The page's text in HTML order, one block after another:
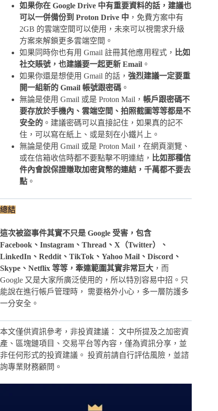
如果你在 Google Drive 中有重要資料的話，建議也
可以一併備份到 Proton Drive 中 ，免費方案中有
2GB 的雲端空間可以使用，未來可以視需求升級
方案來解鎖更多雲端空間。
如果同時你也有用 Gmail 註冊其他應用程式， 比如
社交賬號，也建議要一起更新 Email 。
如果你還是想使用 Gmail 的話， 強烈建議一定要重
開一組新的 Gmail 帳號跟密碼 。
無論是使用 Gmail 或是 Proton Mail， 帳戶跟密碼不
要存放於手機內、雲端空間、拍照截圖等等都是不
安全的 。建議密碼可以直接記住，如果真的記不
住，可以寫在紙上、或是刻在小鐵片上。
無論是使用 Gmail 或是 Proton Mail，在網頁瀏覽、
或在信箱收信時都不要點擊不明連結， 比如那種信
件內會說保證賺取加密貨幣的連結，千萬都不要去
點 。
總結
這次被盜事件其實不只是 Google 受害，包含
Facebook、Instagram、Thread、X（Twitter）、
LinkedIn、Reddit、TikTok、Yahoo Mail、Discord、
Skype、Netflix 等等，牽連範圍其實非常巨大 ，而
Google 又是大家所廣泛使用的，所以特別容易中招。只
能說在進行帳戶管理時， 需要格外小心，多一層防護多
一分安全。
本文僅供資訊參考，非投資建議： 文中所提及之加密資
產、區塊鏈項目、交易平台等內容，僅為資訊分享，並
非任何形式的投資建議。 投資前請自行評估風險，並諮
詢專業財務顧問。